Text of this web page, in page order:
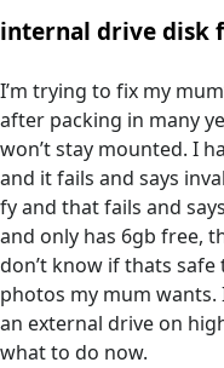
internal drive disk
I’m trying to fix my
after packing in many
won’t stay mounted. I
and it fails and says
fy and that fails and
and only has 6gb free,
don’t know if thats
photos my mum
an external drive on
what to do now.